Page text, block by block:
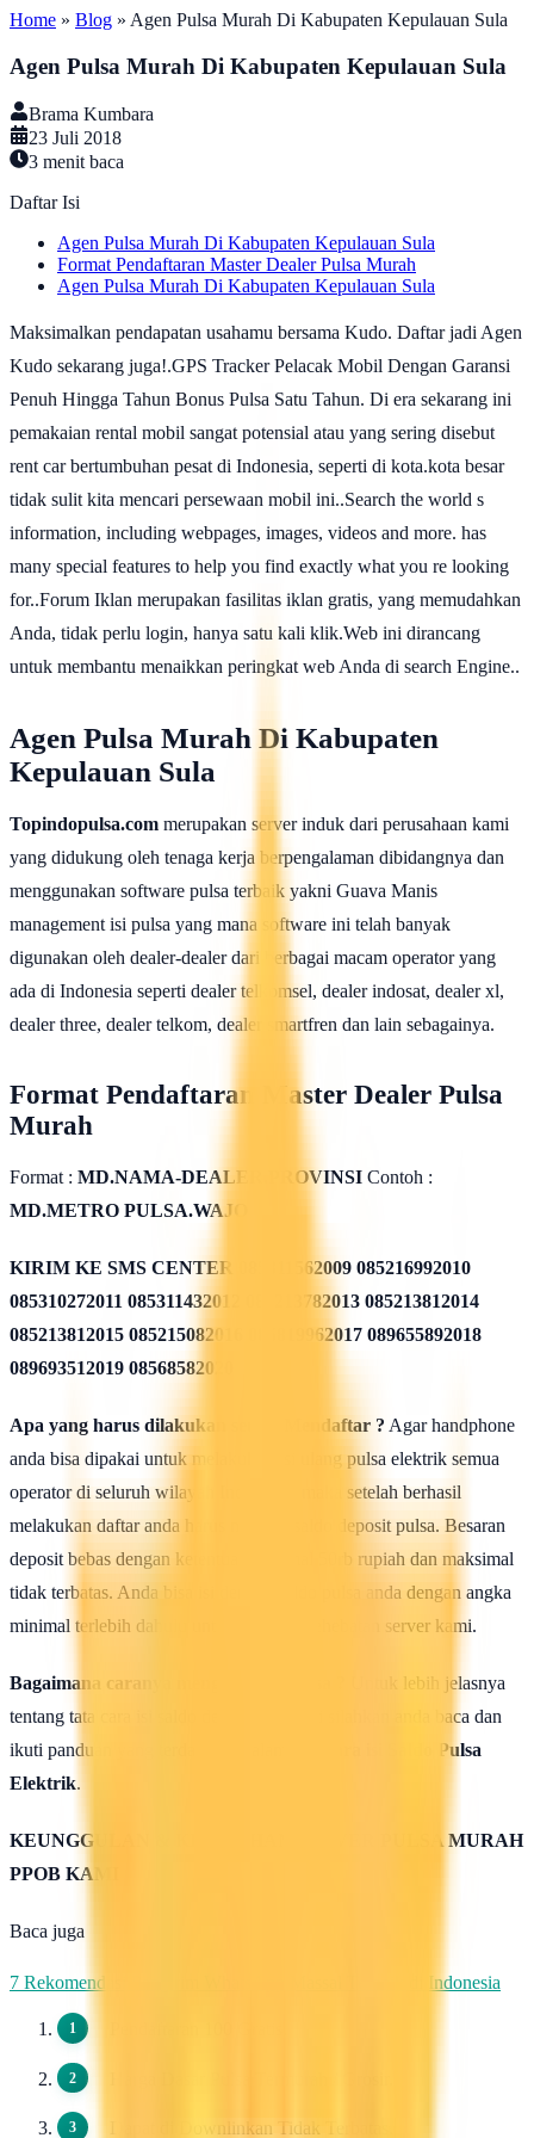
Home » Blog » Agen Pulsa Murah Di Kabupaten Kepulauan Sula
Agen Pulsa Murah Di Kabupaten Kepulauan Sula
Brama Kumbara
23 Juli 2018
3 menit baca
Daftar Isi
Agen Pulsa Murah Di Kabupaten Kepulauan Sula
Format Pendaftaran Master Dealer Pulsa Murah
Agen Pulsa Murah Di Kabupaten Kepulauan Sula
Maksimalkan pendapatan usahamu bersama Kudo. Daftar jadi Agen
Kudo sekarang juga!.GPS Tracker Pelacak Mobil Dengan Garansi
Penuh Hingga Tahun Bonus Pulsa Satu Tahun. Di era sekarang ini
pemakaian rental mobil sangat potensial atau yang sering disebut
rent car bertumbuhan pesat di Indonesia, seperti di kota.kota besar
tidak sulit kita mencari persewaan mobil ini..Search the world s
information, including webpages, images, videos and more. has
many special features to help you find exactly what you re looking
for..Forum Iklan merupakan fasilitas iklan gratis, yang memudahkan
Anda, tidak perlu login, hanya satu kali klik.Web ini dirancang
untuk membantu menaikkan peringkat web Anda di search Engine..
Agen Pulsa Murah Di Kabupaten
Kepulauan Sula
Topindopulsa.com merupakan server induk dari perusahaan kami
yang didukung oleh tenaga kerja berpengalaman dibidangnya dan
menggunakan software pulsa terbaik yakni Guava Manis
management isi pulsa yang mana software ini telah banyak
digunakan oleh dealer-dealer dari berbagai macam operator yang
ada di Indonesia seperti dealer telkomsel, dealer indosat, dealer xl,
dealer three, dealer telkom, dealer smartfren dan lain sebagainya.
Format Pendaftaran Master Dealer Pulsa
Murah
Format : MD.NAMA-DEALER.PROVINSI Contoh :
MD.METRO PULSA.WAJO
KIRIM KE SMS CENTER
085311562009 085216992010
085310272011 085311432012 085213782013 085213812014
085213812015 085215082016 085819962017 089655892018
089693512019 08568582020
Apa yang harus dilakukan seusai Mendaftar ? Agar handphone
anda bisa dipakai untuk melakukan isi ulang pulsa elektrik semua
operator di seluruh wilayah Indonesia, maka setelah berhasil
melakukan daftar anda harus mengisi saldo deposit pulsa. Besaran
deposit bebas dengan ketentuan minimal 50rb rupiah dan maksimal
tidak terbatas. Anda bisa isi deposit saldo pulsa anda dengan angka
minimal terlebih dahulu untuk uji coba kehebatan server kami.
Bagaimana caranya mengisi saldo pulsa ?
Untuk lebih jelasnya
tentang tata cara isi saldo deposit pulsa ini silahkan anda baca dan
ikuti panduan yang terdapat di halaman :
Cara isi Saldo Pulsa
Elektrik.
KEUNGGULAN & KELEBIHAN SERVER PULSA MURAH
PPOB KAMI
Baca juga
7 Rekomendasi Pengirim WhatsApp Massal Terbaik di Indonesia
Dapat di Downlinkan Tidak Terbatas.